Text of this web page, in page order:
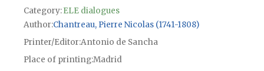
Category:ELE dialogues
Author Chantreau, Pierre Nicolas (1741-1808)
Printer/Editor Antonio de Sancha
Place of printingMadrid